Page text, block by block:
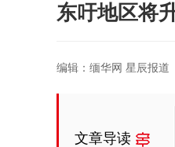
东吁地区将
编辑：缅华网 星辰报道
文章导读